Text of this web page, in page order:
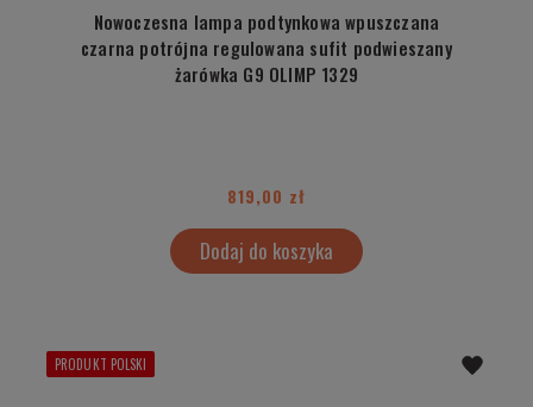
Nowoczesna lampa podtynkowa wpuszczana
czarna potrójna regulowana sufit podwieszany
żarówka G9 OLIMP 1329
819,00 zł
Dodaj do koszyka
PRODUKT POLSKI